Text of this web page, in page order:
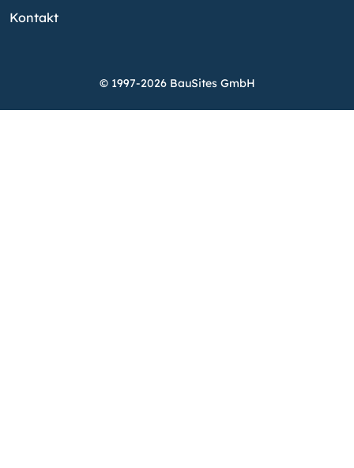
Kontakt
© 1997-2026 BauSites GmbH